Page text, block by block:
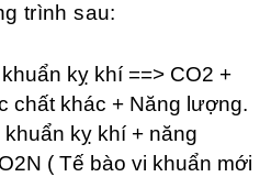
trình sau:
kỵ khí ==> CO2 +
chất khác + Năng lượng.
kỵ khí + năng
( Tế bào vi khuẩn mới